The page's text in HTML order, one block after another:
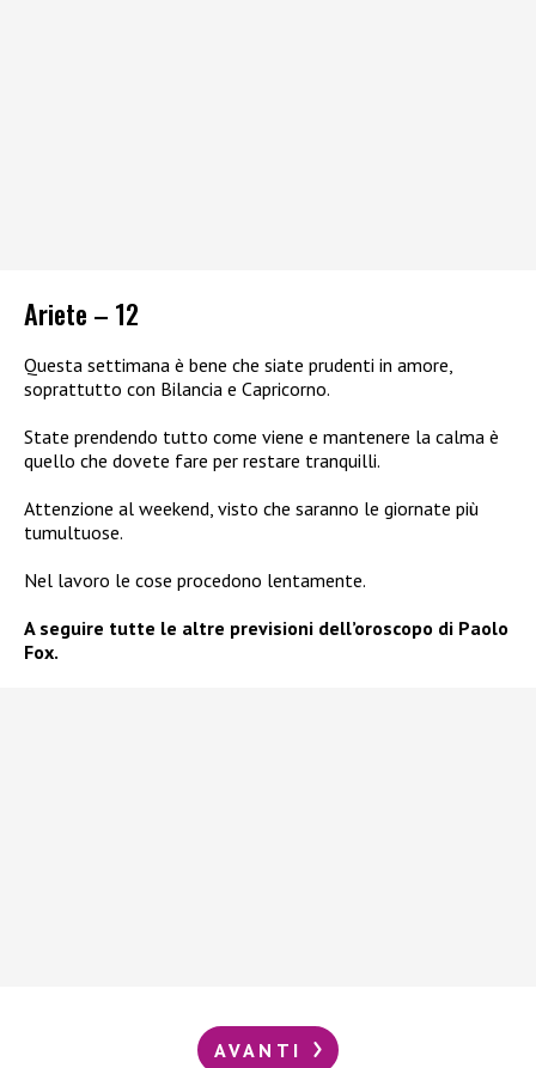
Ariete – 12
Questa settimana è bene che siate prudenti in amore,
soprattutto con Bilancia e Capricorno.
State prendendo tutto come viene e mantenere la calma è
quello che dovete fare per restare tranquilli.
Attenzione al weekend, visto che saranno le giornate più
tumultuose.
Nel lavoro le cose procedono lentamente.
A seguire tutte le altre previsioni dell’oroscopo di Paolo
Fox.
AVANTI